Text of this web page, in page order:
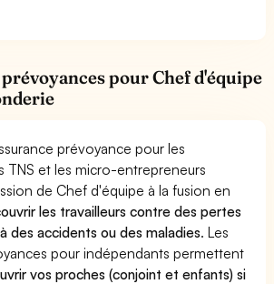
pour Chef d'équipe
prévoyance pour les
TNS et les micro-entrepreneurs
de Chef d'équipe à la fusion en
les travailleurs contre des pertes
des accidents ou des maladies. Les
pour indépendants permettent
vos proches (conjoint et enfants) si